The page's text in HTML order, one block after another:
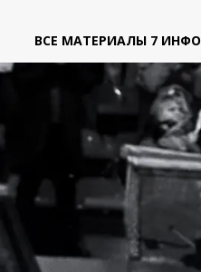
ВСЕ МАТЕРИАЛЫ 7 ИНФО